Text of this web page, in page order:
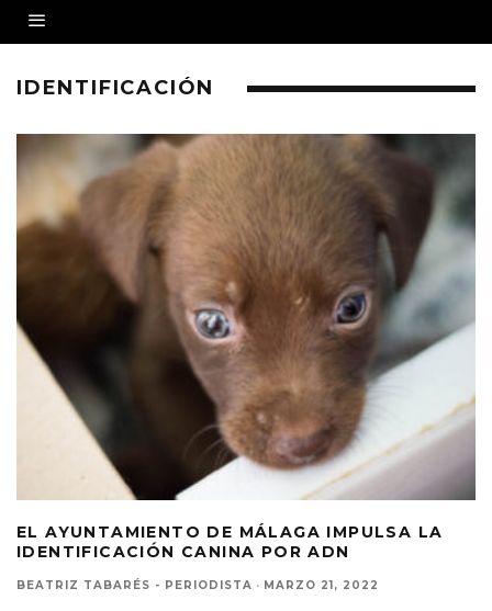
IDENTIFICACIÓN
EL AYUNTAMIENTO DE MÁLAGA IMPULSA LA
IDENTIFICACIÓN CANINA POR ADN
BEATRIZ TABARÉS - PERIODISTA · MARZO 21, 2022